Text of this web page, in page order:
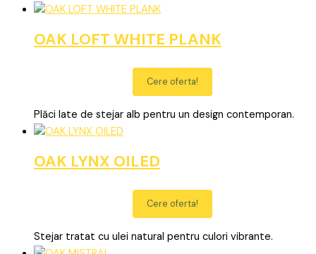
OAK LOFT WHITE PLANK
Cere oferta!
Plăci late de stejar alb pentru un design contemporan.
OAK LYNX OILED
Cere oferta!
Stejar tratat cu ulei natural pentru culori vibrante.